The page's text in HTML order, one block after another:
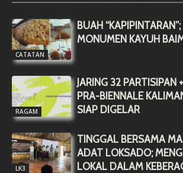
CATATAN
BUAH
MONUMEN KAYUH
RAGAM
JARING 32 PARTISIPAN
PRA-BIENNALE
SIAP DIGELAR
LK3
TINGGAL BERSAMA
ADAT LOKSADO;
LOKAL DALAM